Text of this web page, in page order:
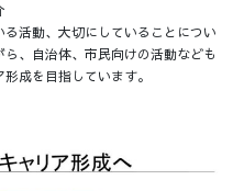
活動、大切にしていることについ
、自治体、市民向けの活動なども
成を目指しています。